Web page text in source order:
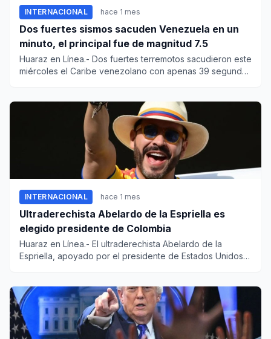
INTERNACIONAL hace 1 mes
Dos fuertes sismos sacuden Venezuela en un
minuto, el principal fue de magnitud 7.5
Huaraz en Línea.- Dos fuertes terremotos sacudieron este
miércoles el Caribe venezolano con apenas 39 segundos
INTERNACIONAL hace 1 mes
Ultraderechista Abelardo de la Espriella es
elegido presidente de Colombia
Huaraz en Línea.- El ultraderechista Abelardo de la
Espriella, apoyado por el presidente de Estados Unidos